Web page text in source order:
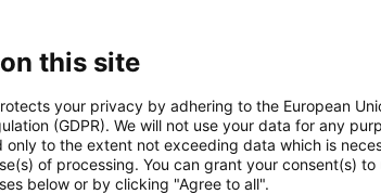
Ke stažení na
Datasheet
this site
your privacy by adhering to the European
(GDPR). We will not use your data for any
only to the extent not exceeding data which is
of processing. You can grant your consent(s)
below or by clicking "Agree to all".